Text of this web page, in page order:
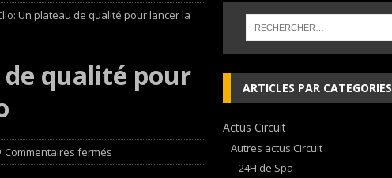
un week-end d’exception !
NEWS
podium dans la Nièvre !
DONGJIAN Automotive Technology sign strategic partnership
Un plateau de qualité pour lancer la
qualité pour
Commentaires fermés
ARTICLES PAR CATEGORIES
Actus Circuit
Autres actus Circuit
24H de Spa